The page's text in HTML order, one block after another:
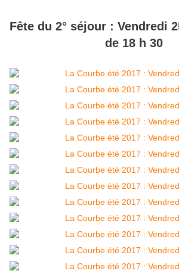
Fête du 2° séjour : Vendredi
de 18 h 30